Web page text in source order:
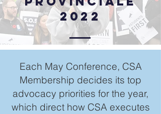
2022
Each May Conference, CSA
Membership decides its top
advocacy priorities for the year,
which direct how CSA executes